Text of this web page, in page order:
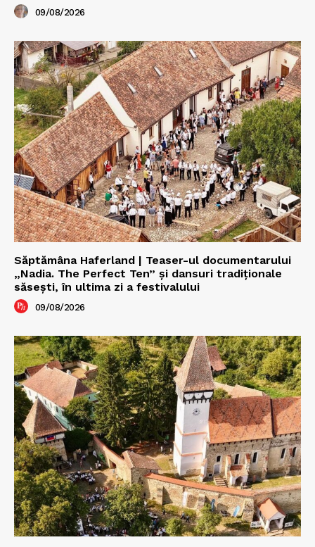
09/08/2026
Săptămâna Haferland | Teaser-ul documentarului
„Nadia. The Perfect Ten” şi dansuri tradiţionale
săseşti, în ultima zi a festivalului
09/08/2026